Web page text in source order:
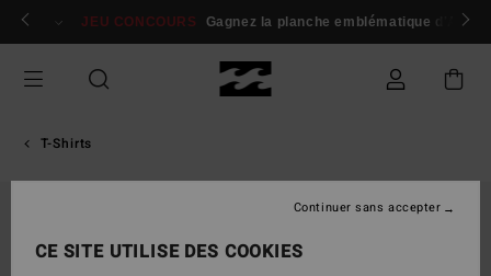
Passer
Se connecter / s'inscrire
JEU CONCOURS Gagnez la planche emblématique d'Andy
T-Shirts
CE SITE UTILISE DES COOKIES
Continuer sans accepter